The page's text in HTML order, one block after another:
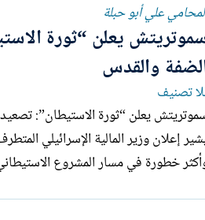
علي أبو حبلة
يعلن “ثورة
والقدس
تصنيف
إعلان وزير المالية الإسرائيلي
خطورة في مسار المشروع